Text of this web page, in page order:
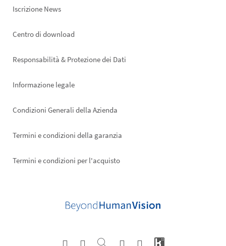
Iscrizione News
Footer
Centro di download
Responsabilità & Protezione dei Dati
Informazione legale
Condizioni Generali della Azienda
Termini e condizioni della garanzia
Termini e condizioni per l'acquisto